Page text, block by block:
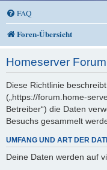
FAQ
Foren-Übersicht
Homeserver
Diese Richtlinie
(„https://forum.home-
Betreiber“) die Daten
Besuchs gesammelt
UMFANG UND ART DER
Deine Daten werden auf